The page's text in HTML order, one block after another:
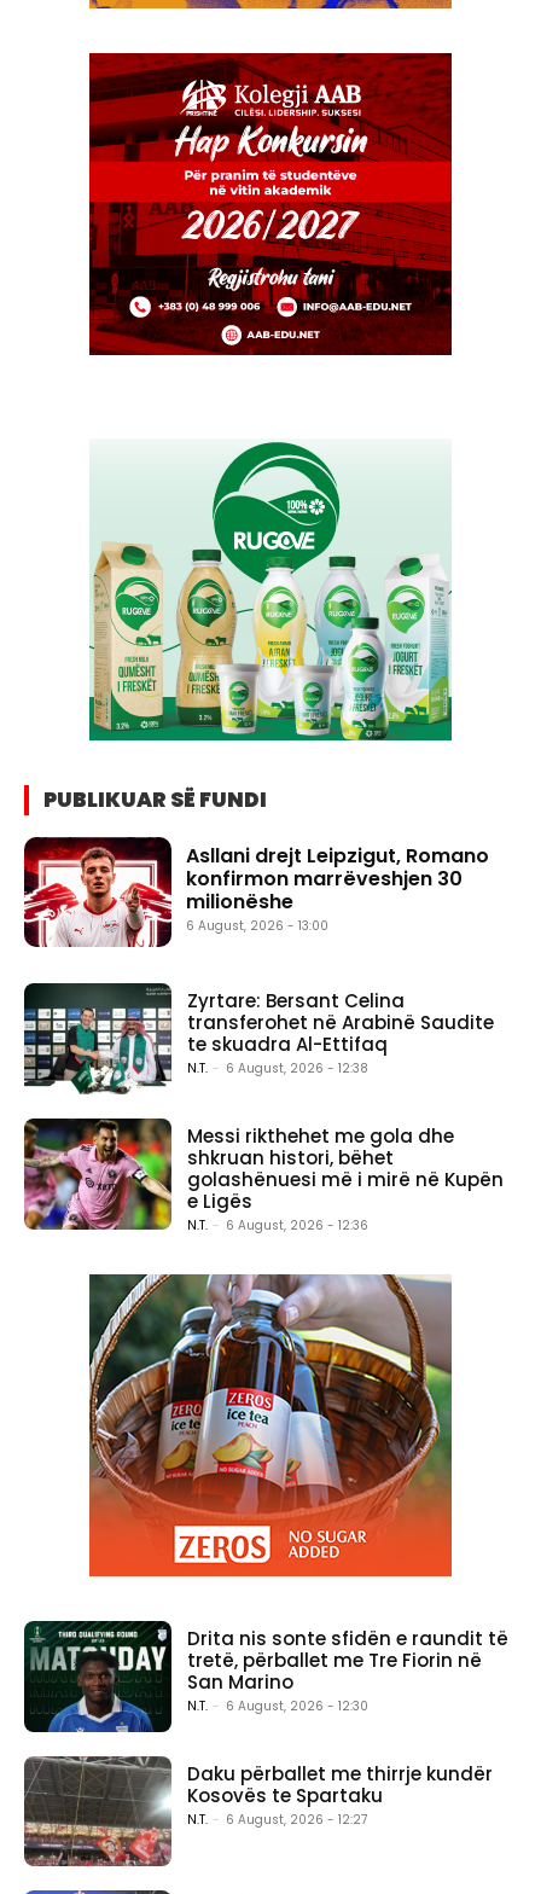
PUBLIKUAR SË FUNDI
Asllani drejt Leipzigut, Romano
konfirmon marrëveshjen 30
milionëshe
6 August, 2026 - 13:00
Zyrtare: Bersant Celina
transferohet në Arabinë Saudite
te skuadra Al-Ettifaq
N.T. - 6 August, 2026 - 12:38
Messi rikthehet me gola dhe
shkruan histori, bëhet
golashënuesi më i mirë në Kupën
e Ligës
N.T. - 6 August, 2026 - 12:36
Drita nis sonte sfidën e raundit të
tretë, përballet me Tre Fiorin në
San Marino
N.T. - 6 August, 2026 - 12:30
Daku përballet me thirrje kundër
Kosovës te Spartaku
N.T. - 6 August, 2026 - 12:27